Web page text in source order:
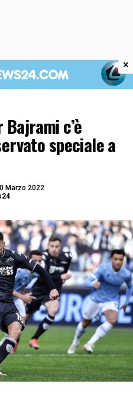
c’è
speciale a
Marzo 2022
×